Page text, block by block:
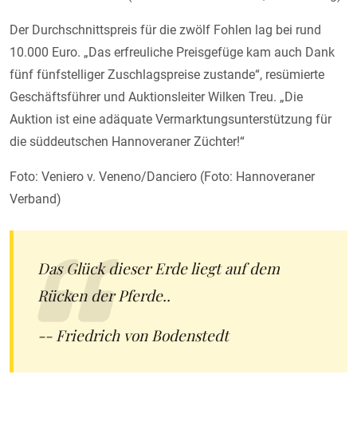
Der Durchschnittspreis für die zwölf Fohlen lag bei rund
10.000 Euro. „Das erfreuliche Preisgefüge kam auch Dank
fünf fünfstelliger Zuschlagspreise zustande“, resümierte
Geschäftsführer und Auktionsleiter Wilken Treu. „Die
Auktion ist eine adäquate Vermarktungsunterstützung für
die süddeutschen Hannoveraner Züchter!“
Foto: Veniero v. Veneno/Danciero (Foto: Hannoveraner
Verband)
Das Glück dieser Erde liegt auf dem
Rücken der Pferde..
-- Friedrich von Bodenstedt